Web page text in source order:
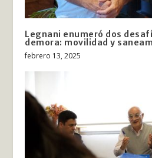
Legnani enumeró dos
demora: movilidad y
febrero 13, 2025